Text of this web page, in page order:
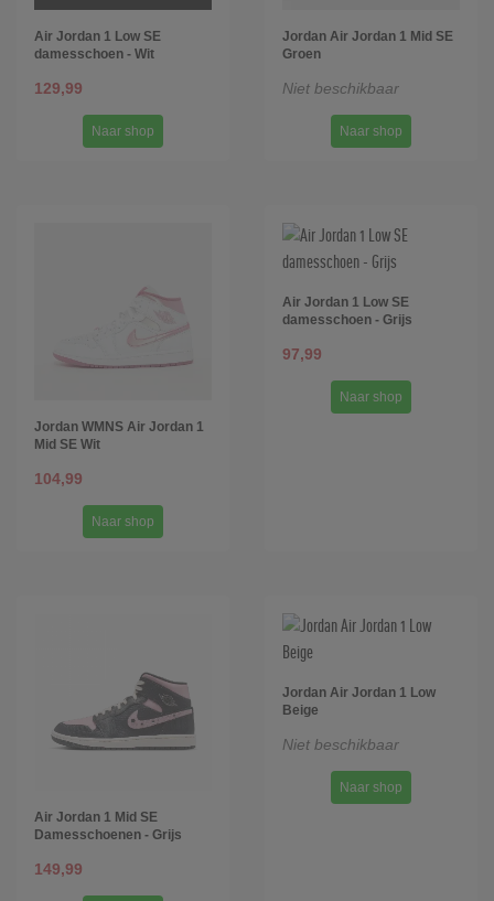
Air Jordan 1 Low SE
damesschoen - Wit
129,99
Naar shop
Jordan Air Jordan 1 Mid SE
Groen
Niet beschikbaar
Naar shop
Jordan WMNS Air Jordan 1
Mid SE Wit
104,99
Naar shop
Air Jordan 1 Low SE
damesschoen - Grijs
97,99
Naar shop
Air Jordan 1 Mid SE
Damesschoenen - Grijs
149,99
Jordan Air Jordan 1 Low
Beige
Niet beschikbaar
Naar shop